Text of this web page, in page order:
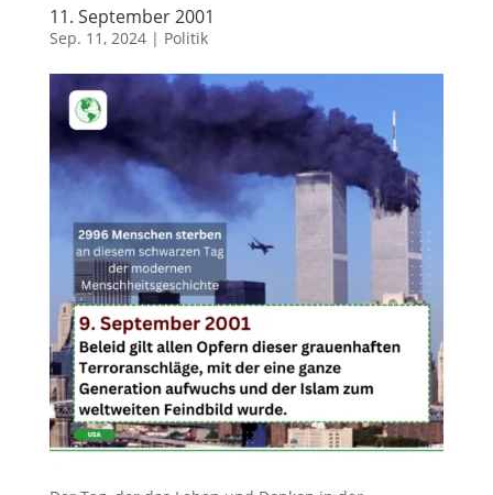
11. September 2001
Sep. 11, 2024| Politik